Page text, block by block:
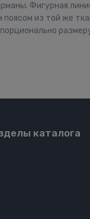
Фигурная
из той же
каталога